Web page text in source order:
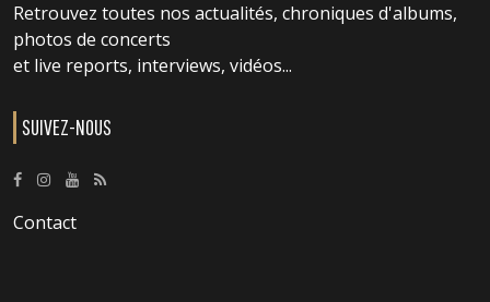
Retrouvez toutes nos actualités, chroniques d'albums,
photos de concerts
et live reports, interviews, vidéos...
SUIVEZ-NOUS
Contact